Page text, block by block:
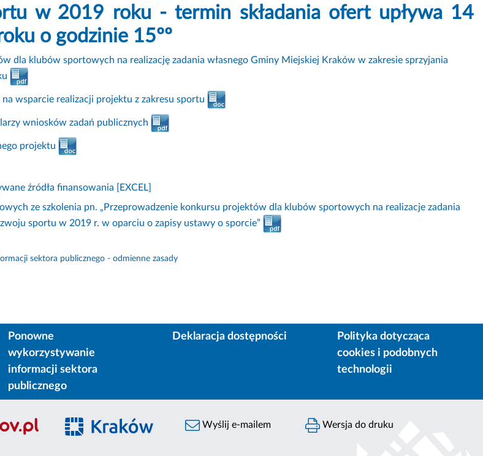
w 2019 roku - termin składania ofert upływa 14
o godzinie 15ºº
dla klubów sportowych na realizację zadania własnego Gminy Miejskiej Kraków w zakresie sprzyjania
wsparcie realizacji projektu z zakresu sportu
wniosków zadań publicznych
projektu
źródła finansowania [EXCEL]
ze szkolenia pn. „Przeprowadzenie konkursu projektów dla klubów sportowych na realizacje zadania
sportu w 2019 r. w oparciu o zapisy ustawy o sporcie”
sektora publicznego - odmienne zasady
Ponowne
wykorzystywanie
informacji sektora
publicznego
Deklaracja dostępności
Polityka dotycząca
cookies i podobnych
technologii
Wyślij e-mailem Wersja do druku